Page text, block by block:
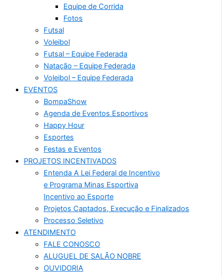
Equipe de Corrida
Fotos
Futsal
Voleibol
Futsal – Equipe Federada
Natação – Equipe Federada
Voleibol – Equipe Federada
EVENTOS
BompaShow
Agenda de Eventos Esportivos
Happy Hour
Esportes
Festas e Eventos
PROJETOS INCENTIVADOS
Entenda A Lei Federal de Incentivo
e Programa Minas Esportiva
Incentivo ao Esporte
Projetos Captados, Execução e Finalizados
Processo Seletivo
ATENDIMENTO
FALE CONOSCO
ALUGUEL DE SALÃO NOBRE
OUVIDORIA